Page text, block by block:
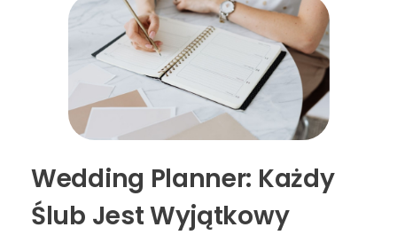
Wedding Planner: Każdy
Ślub Jest Wyjątkowy